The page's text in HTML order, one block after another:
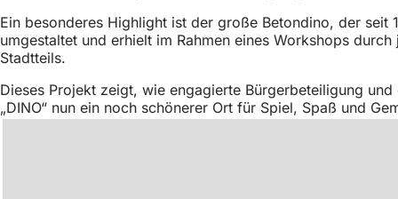
Ein besonderes Highlight ist der große Betondino, der
umgestaltet und erhielt im Rahmen eines Workshops
Stadtteils.
Dieses Projekt zeigt, wie engagierte Bürgerbeteiligung
„DINO“ nun ein noch schönerer Ort für Spiel, Spaß und